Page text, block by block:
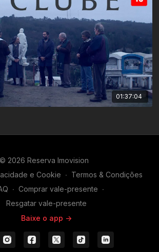
01:37:04
© 2026 Reserva Imovision
e Cookie ∙ Termos & Condições
∙ Comprar vale-presente ∙
Resgatar vale-presente
Baixe o app ->